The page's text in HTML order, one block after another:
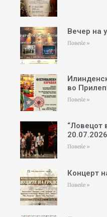
Вечер на
Повеќе »
во
Повеќе »
“Ловецот
Повеќе »
Концерт
Повеќе »